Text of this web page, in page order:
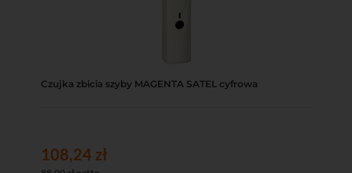
Czujka zbicia szyby MAGENTA SATEL cyfrowa
108,24 zł